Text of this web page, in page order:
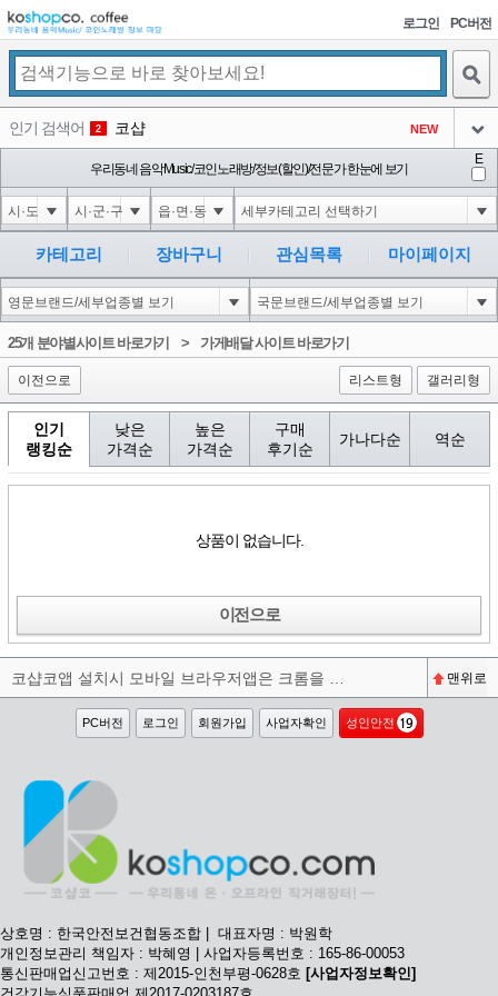
로그인 PC버전
인기 검색어 2 코샵 NEW
3 익스
아이콘
4 미끄럼방지
아이콘
5 Innovative Skincare Clinical
아이콘
NEW
6 대성설렁탕
아이콘
-16
1
우리동네 음악Music/코인노래방/정보(할인)/전문가 한눈에 보기
E
카테고리 장바구니 관심목록 마이페이지
25개 분야별사이트 바로가기 > 가게배달 사이트 바로가기
이전으로 리스트형 갤러리형
인기
랭킹순
낮은
가격순
높은
가격순
구매
후기순
가나다순 역순
상품이 없습니다.
이전으로
코샵코앱 설치시 모바일 브라우저앱은 크롬을 권장합니다^^ 맨위로
PC버전 로그인 회원가입 사업자확인 성인안전
상호명 : 한국안전보건협동조합 | 대표자명 : 박원학
개인정보관리 책임자 : 박혜영 | 사업자등록번호 : 165-86-00053
통신판매업신고번호 : 제2015-인천부평-0628호 [사업자정보확인]